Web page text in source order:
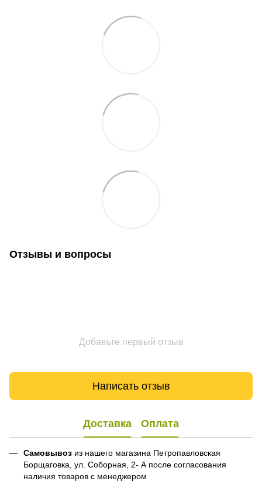
Отзывы и вопросы
Добавьте первый отзыв
Написать отзыв
Доставка Оплата
Самовывоз из нашего магазина Петропавловская
Борщаговка, ул. Соборная, 2- А после согласования
наличия товаров с менеджером